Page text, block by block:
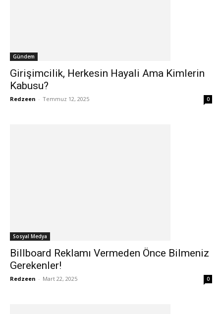
Gündem
Girişimcilik, Herkesin Hayali Ama Kimlerin
Kabusu?
Redzeen - Temmuz 12, 2025 0
Sosyal Medya
Billboard Reklamı Vermeden Önce Bilmeniz
Gerekenler!
Redzeen - Mart 22, 2025 0